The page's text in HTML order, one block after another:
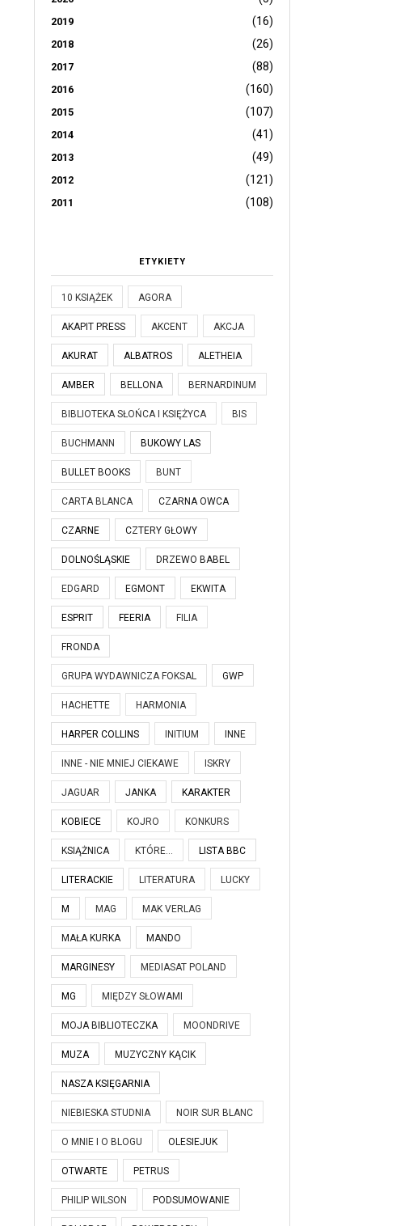
2019 (16)
2018 (26)
2017 (88)
2016 (160)
2015 (107)
2014 (41)
2013 (49)
2012 (121)
2011 (108)
ETYKIETY
10 KSIĄŻEK AGORA
AKAPIT PRESS AKCENT AKCJA
AKURAT ALBATROS ALETHEIA
AMBER BELLONA BERNARDINUM
BIBLIOTEKA SŁOŃCA I KSIĘŻYCA BIS
BUCHMANN BUKOWY LAS
BULLET BOOKS BUNT
CARTA BLANCA CZARNA OWCA
CZARNE CZTERY GŁOWY
DOLNOŚLĄSKIE DRZEWO BABEL
EDGARD EGMONT EKWITA
ESPRIT FEERIA FILIA
FRONDA
GRUPA WYDAWNICZA FOKSAL GWP
HACHETTE HARMONIA
HARPER COLLINS INITIUM INNE
INNE - NIE MNIEJ CIEKAWE ISKRY
JAGUAR JANKA KARAKTER
KOBIECE KOJRO KONKURS
KSIĄŻNICA KTÓRE... LISTA BBC
LITERACKIE LITERATURA LUCKY
M MAG MAK VERLAG
MAŁA KURKA MANDO
MARGINESY MEDIASAT POLAND
MG MIĘDZY SŁOWAMI
MOJA BIBLIOTECZKA MOONDRIVE
MUZA MUZYCZNY KĄCIK
NASZA KSIĘGARNIA
NIEBIESKA STUDNIA NOIR SUR BLANC
O MNIE I O BLOGU OLESIEJUK
OTWARTE PETRUS
PHILIP WILSON PODSUMOWANIE